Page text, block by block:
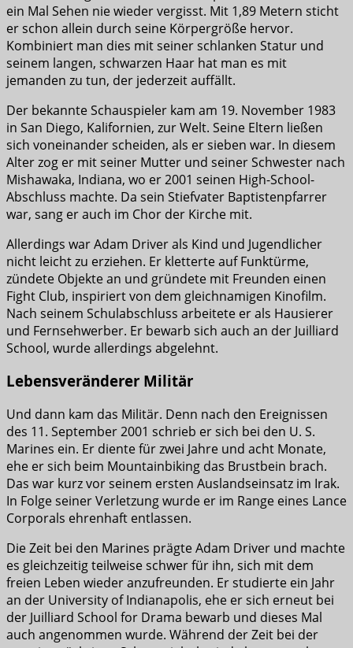
ein Mal Sehen nie wieder vergisst. Mit 1,89 Metern sticht
er schon allein durch seine Körpergröße hervor.
Kombiniert man dies mit seiner schlanken Statur und
seinem langen, schwarzen Haar hat man es mit
jemanden zu tun, der jederzeit auffällt.
Der bekannte Schauspieler kam am 19. November 1983
in San Diego, Kalifornien, zur Welt. Seine Eltern ließen
sich voneinander scheiden, als er sieben war. In diesem
Alter zog er mit seiner Mutter und seiner Schwester nach
Mishawaka, Indiana, wo er 2001 seinen High-School-
Abschluss machte. Da sein Stiefvater Baptistenpfarrer
war, sang er auch im Chor der Kirche mit.
Allerdings war Adam Driver als Kind und Jugendlicher
nicht leicht zu erziehen. Er kletterte auf Funktürme,
zündete Objekte an und gründete mit Freunden einen
Fight Club, inspiriert von dem gleichnamigen Kinofilm.
Nach seinem Schulabschluss arbeitete er als Hausierer
und Fernsehwerber. Er bewarb sich auch an der Juilliard
School, wurde allerdings abgelehnt.
Lebensveränderer Militär
Und dann kam das Militär. Denn nach den Ereignissen
des 11. September 2001 schrieb er sich bei den U. S.
Marines ein. Er diente für zwei Jahre und acht Monate,
ehe er sich beim Mountainbiking das Brustbein brach.
Das war kurz vor seinem ersten Auslandseinsatz im Irak.
In Folge seiner Verletzung wurde er im Range eines Lance
Corporals ehrenhaft entlassen.
Die Zeit bei den Marines prägte Adam Driver und machte
es gleichzeitig teilweise schwer für ihn, sich mit dem
freien Leben wieder anzufreunden. Er studierte ein Jahr
an der University of Indianapolis, ehe er sich erneut bei
der Juilliard School for Drama bewarb und dieses Mal
auch angenommen wurde. Während der Zeit bei der